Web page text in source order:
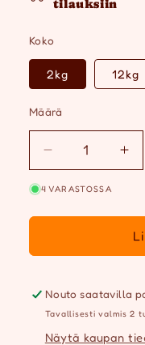
tilauksiin
Koko
2kg 12kg
Määrä
Määrä
Vähennä
tuotteen
ProBooster
Hypoallergenic
4 VARASTOSSA
Nouto saatavilla
Tavallisesti valmis 2
Näytä kaupan